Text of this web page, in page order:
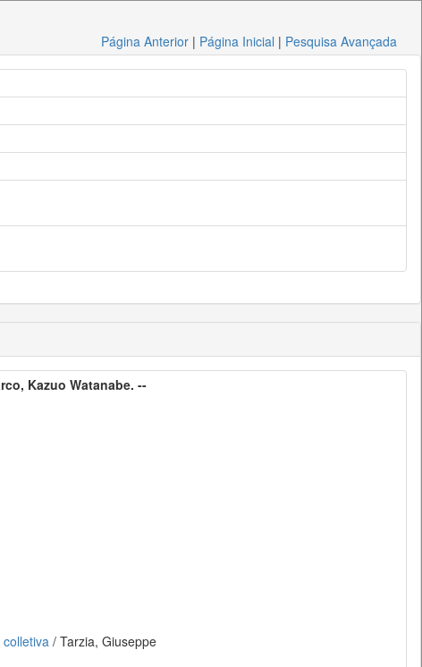
Página Anterior | Página Inicial | Pesquisa Avançada
Kazuo Watanabe. --
/ Tarzia, Giuseppe